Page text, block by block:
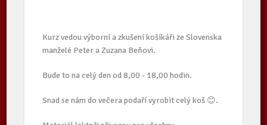
Kurz vedou výborní a zkušení košíkáři ze Slovenska
manželé Peter a Zuzana Beňovi.
Bude to na celý den od 8,00 - 18,00 hodin.
Snad se nám do večera podaří vyrobit celý koš 😊.